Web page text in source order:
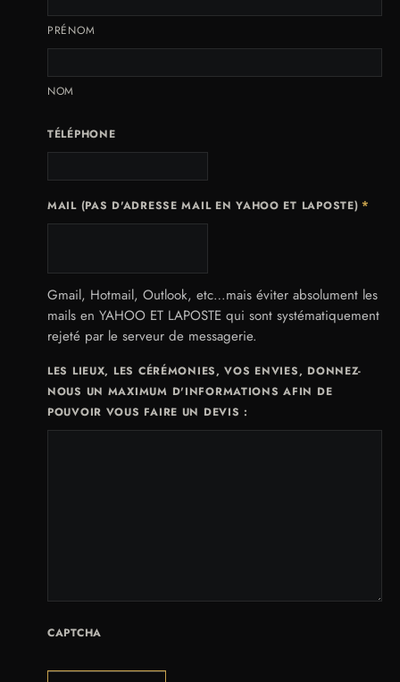
PRÉNOM
NOM
TÉLÉPHONE
MAIL (PAS D'ADRESSE MAIL EN YAHOO ET LAPOSTE) *
Gmail, Hotmail, Outlook, etc…mais éviter absolument les
mails en YAHOO ET LAPOSTE qui sont systématiquement
rejeté par le serveur de messagerie.
LES LIEUX, LES CÉRÉMONIES, VOS ENVIES, DONNEZ-
NOUS UN MAXIMUM D'INFORMATIONS AFIN DE
POUVOIR VOUS FAIRE UN DEVIS :
CAPTCHA